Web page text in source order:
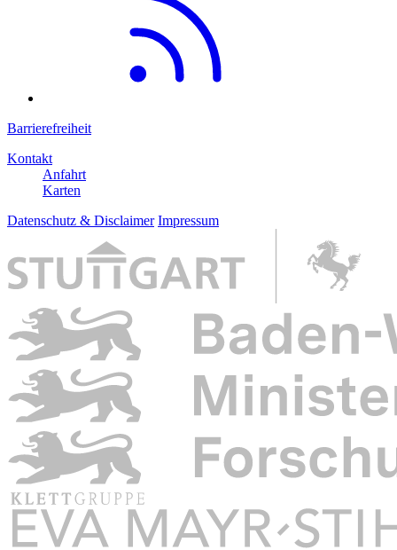
Barrierefreiheit
Kontakt
Anfahrt
Karten
Datenschutz & Disclaimer Impressum